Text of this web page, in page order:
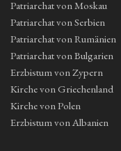
Patriarchat von Moskau
Patriarchat von Serbien
Patriarchat von Rumänien
Patriarchat von Bulgarien
Erzbistum von Zypern
Kirche von Griechenland
Kirche von Polen
Erzbistum von Albanien